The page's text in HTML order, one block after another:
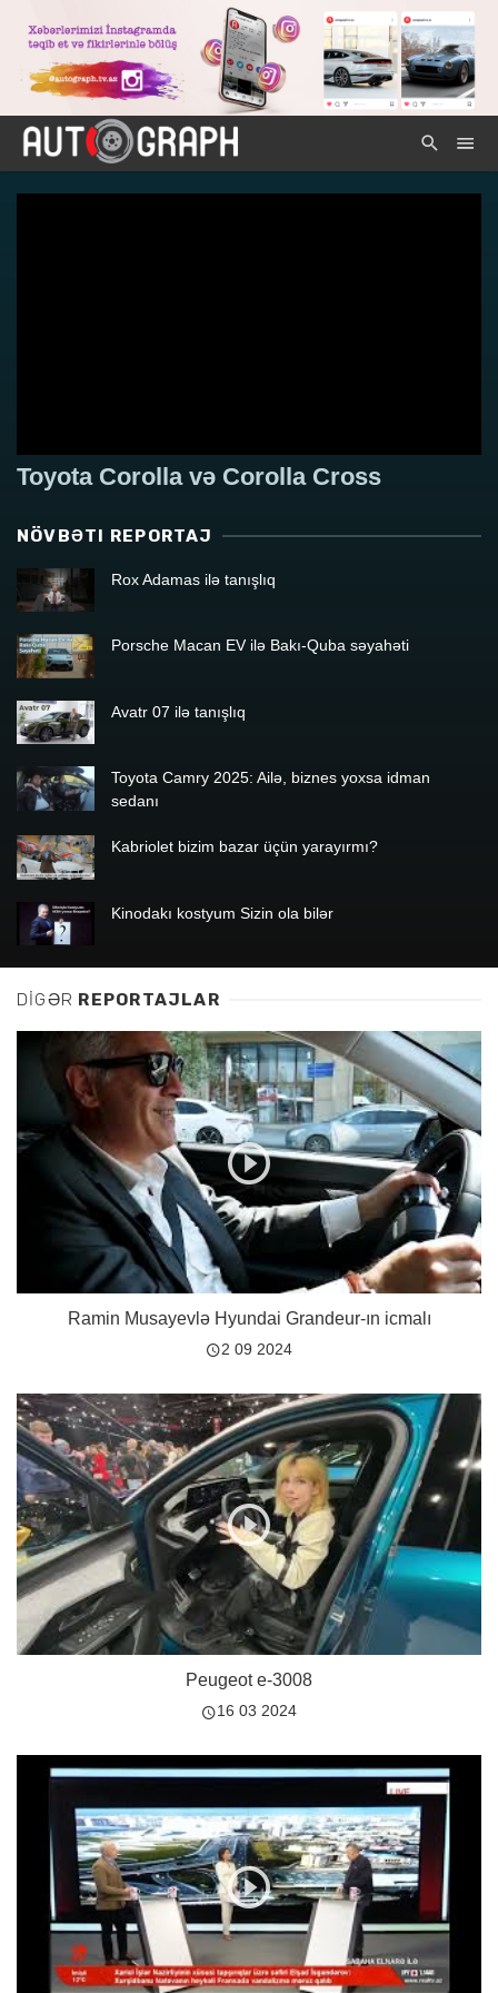
Toyota Corolla və Corolla Cross
NÖVBƏTI REPORTAJ
Rox Adamas ilə tanışlıq
Porsche Macan EV ilə Bakı-Quba səyahəti
Avatr 07 ilə tanışlıq
Toyota Camry 2025: Ailə, biznes yoxsa idman
sedanı
Kabriolet bizim bazar üçün yarayırmı?
Kinodakı kostyum Sizin ola bilər
DİGƏR REPORTAJLAR
Ramin Musayevlə Hyundai Grandeur-ın icmalı
2 09 2024
Peugeot e-3008
16 03 2024